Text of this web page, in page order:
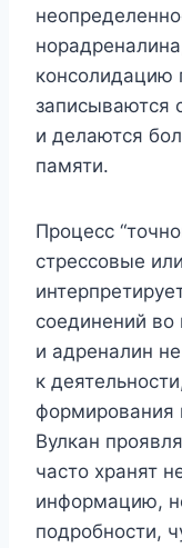
консолидацию
записываются
и делаются
памяти.
Процесс
стрессовые
соединений
и адреналин
к
формирования
Вулкан
часто хранят
информацию,
подробности,